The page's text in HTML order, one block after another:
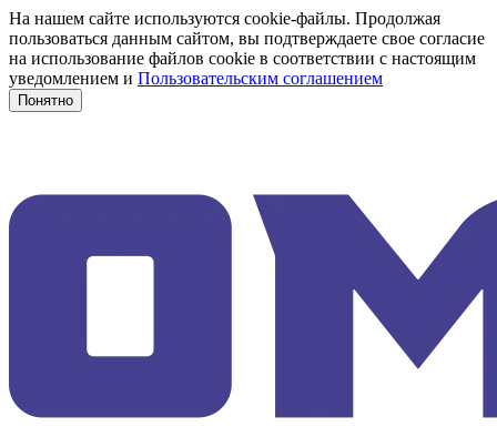
На нашем сайте используются cookie-файлы. Продолжая
пользоваться данным сайтом, вы подтверждаете свое согласие
на использование файлов cookie в соответствии с настоящим
уведомлением и Пользовательским соглашением
Понятно